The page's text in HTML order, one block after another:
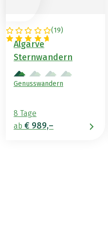
(19)
PORTUGAL
Algarve
Sternwandern
Genusswandern
8 Tage
ab € 989,–